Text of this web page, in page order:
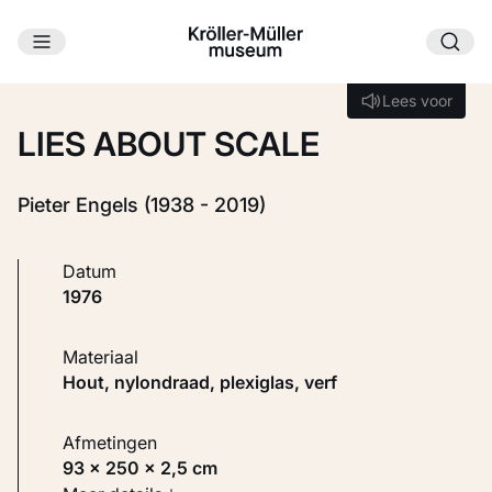
Ga naar hoofdinhoud
Lees voor
Lees voor
LIES ABOUT SCALE
Pieter Engels (1938 - 2019)
Datum
1976
Materiaal
Hout, nylondraad, plexiglas, verf
Afmetingen
93 × 250 × 2,5 cm